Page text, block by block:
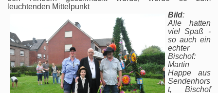
leuchtenden Mittelpunkt
Bild:
Alle hatten
viel Spaß -
so auch ein
echter
Bischof:
Martin
Happe aus
Sendenhors
t, Bischof